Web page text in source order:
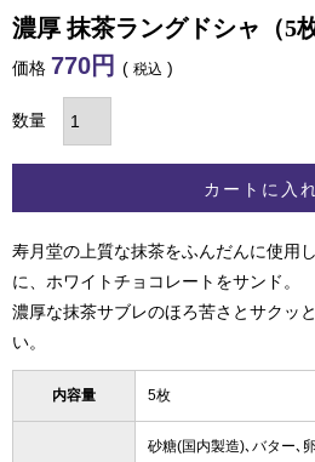
濃厚 抹茶ラングドシャ（5枚
価格 770 税込
カートに入
寿月堂の上質な抹茶をふんだんに使用
に、ホワイトチョコレートをサンド。
濃厚な抹茶サブレのほろ苦さとサクッ
い。
内容量 5枚
砂糖(国内製造)､バター､